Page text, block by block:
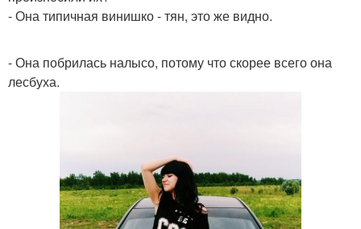
- Она типичная винишко - тян, это же видно.
- Она побрилась налысо, потому что скорее всего она
лесбуха.